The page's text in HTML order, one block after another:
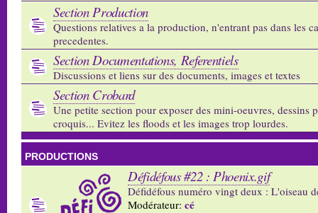
Section Production
Questions relatives a la production, n'entrant pas dans les
precedentes.
Section Documentations, Referentiels
Discussions et liens sur des documents, images et textes
Section Crobard
Une petite section pour exposer des mini-oeuvres, dessins
croquis... Evitez les floods et les images trop lourdes.
PRODUCTIONS
Défidéfous #22 : Phoenix.gif
Défidéfous numéro vingt deux : L'oiseau
Modérateur: cé